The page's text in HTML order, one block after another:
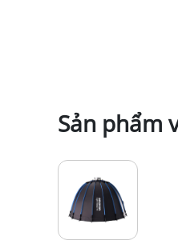
Sản phẩm